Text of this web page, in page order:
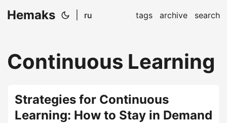
Hemaks ru tags archive search
Continuous Learning
Strategies for Continuous
Learning: How to Stay in Demand